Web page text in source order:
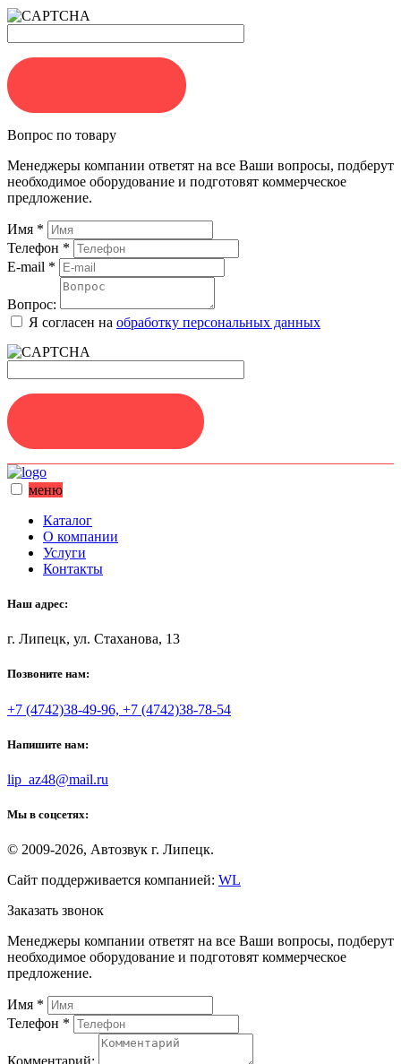
Вопрос по товару
Менеджеры компании ответят на все Ваши вопросы, подберут
необходимое оборудование и подготовят коммерческое
предложение.
Имя *
Телефон *
E-mail *
Вопрос:
Я согласен на обработку персональных данных
меню
Каталог
О компании
Услуги
Контакты
Наш адрес:
г. Липецк, ул. Стаханова, 13
Позвоните нам:
+7 (4742)38-49-96, +7 (4742)38-78-54
Напишите нам:
lip_az48@mail.ru
Мы в соцсетях:
© 2009-2026, Автозвук г. Липецк.
Сайт поддерживается компанией: WL
Заказать звонок
Менеджеры компании ответят на все Ваши вопросы, подберут
необходимое оборудование и подготовят коммерческое
предложение.
Имя *
Телефон *